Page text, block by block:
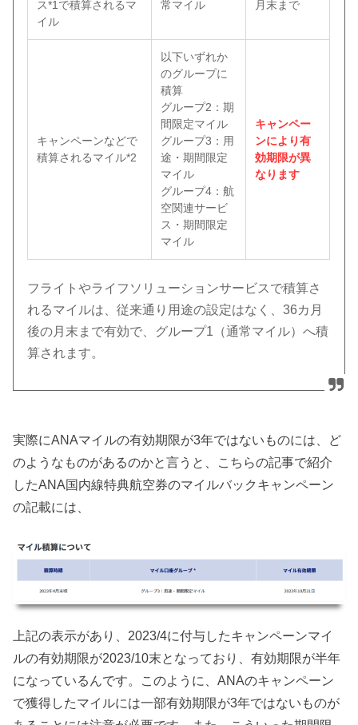
ス*1で積算されるマ
イル
常マイル
月末まで
キャンペーンなどで
積算されるマイル*2
以下いずれか
のグループに
積算
グループ2：期
間限定マイル
グループ3：用
途・期間限定
マイル
グループ4：航
空関連サービ
ス・期間限定
マイル
キャンペー
ンにより有
効期限が異
なります
フライトやライフソリューションサービスで積算さ
れるマイルは、従来通り用途の設定はなく、36カ月
後の月末まで有効で、グループ1（通常マイル）へ積
算されます。
実際にANAマイルの有効期限が3年ではないものには、ど
のようなものがあるのかと言うと、こちらの記事で紹介
したANA国内線特典航空券のマイルバックキャンペーン
の記載には、
上記の表示があり、2023/4に付与したキャンペーンマイ
ルの有効期限が2023/10末となっており、有効期限が半年
になっているんです。このように、ANAのキャンペーン
で獲得したマイルには一部有効期限が3年ではないものが